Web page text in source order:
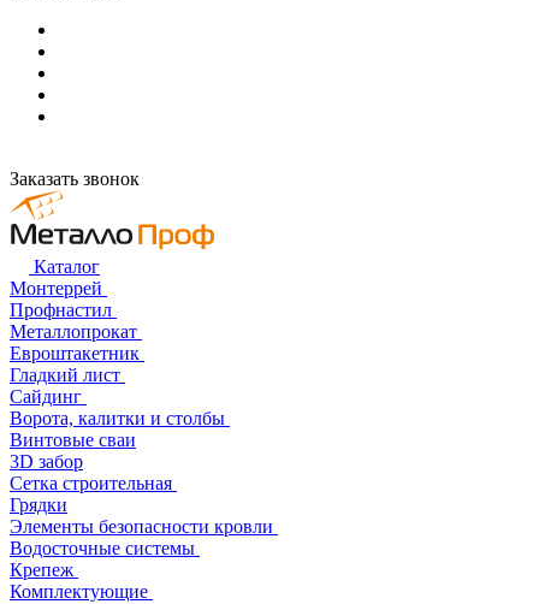
Заказать звонок
Каталог
Монтеррей
Профнастил
Металлопрокат
Евроштакетник
Гладкий лист
Сайдинг
Ворота, калитки и столбы
Винтовые сваи
3D забор
Сетка строительная
Грядки
Элементы безопасности кровли
Водосточные системы
Крепеж
Комплектующие